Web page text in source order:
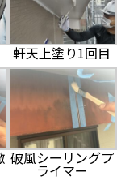
軒天上塗り1回目
破風シーリングプ
ライマー